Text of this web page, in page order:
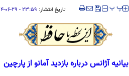
‍‍‍ پ پ تاریخ انتشار: ۲۳:۵۹ - ۲۹-۰۶-۱۳۹۴
بیانیه آژانس درباره بازدید آمانو از پارچین